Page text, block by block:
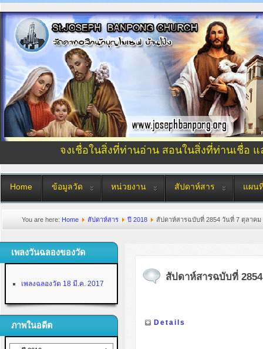
จงเชื่อในสิ่งที่ท่านอ่าน สอนในสิ่งที่ท่านเชื่อ
Home ข้อมูลวัด หน่วยงาน สัปดาห์สาร แผน
You are here: Home สัปดาห์สาร ปี 2018 สัปดาห์สารฉบับที่ 2854 วันที่ 7 ตุลาคม
เพลงวันฉลองของวัด
เพลงฉลองวัด 18 มี.ค. 2017
ภาพในอดีต
สัปดาห์สารฉบับที่
Details